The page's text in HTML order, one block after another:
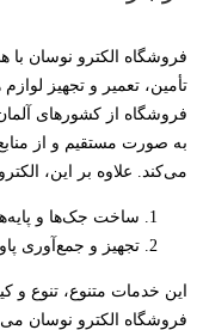
فروشگاه الکترو نوسان
تأمین، تعمیر و تجهیز
فروشگاه از کشورهای
به صورت مستقیم و از
می‌کند. علاوه بر این،
ساخت جک‌ها و
تجهیز و جمع‌آوری
این خدمات متنوع، تنوع و
فروشگاه الکترو نوسان